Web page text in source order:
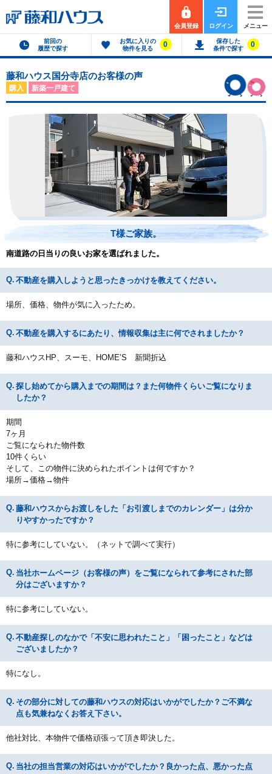
会員登録 ログイン メニュー
前回の
履歴で探す
お気に入りの
物件を見る
0
保存した
条件で探す
0
藤和ハウス国分寺店のお客様の声
購入 新築一戸建て
T様ご家族。
南道路の日当りの良いお家を選ばれました。
不動産を購入しようと思ったきっかけを教えてください。
場所、価格、物件が気に入ったため。
不動産を購入するにあたり、情報収集は主に何でされましたか？
藤和ハウスHP、スーモ、HOME’S 新聞折込
探し始めてから購入までの期間は？また何物件くらいご覧になりま
したか？
期間
7ヶ月
ご覧になられた物件数
10件くらい
そして、この物件に決められたポイントは何ですか？
場所→価格→物件
藤和ハウスからお渡しをした「お引渡しまでのカレンダー」は分か
りやすかったですか？
特に参考にしていない。（ネットで調べて実行）
当社ホームページ（お客様の声）をご覧になられて参考にされた部
分はございますか？
特に参考にしていない。
不動産探しのなかで「不安に思われたこと」「困ったこと」などは
ございましたか？
特になし。
その部分に対しての藤和ハウスの対応はいかがでしたか？ご不満な
点も気兼ねなくお答え下さい。
他社対比、本物件で価格頑張って頂き即決した。
当社の担当営業の対応はいかがでしたか？良かった点、悪かった点